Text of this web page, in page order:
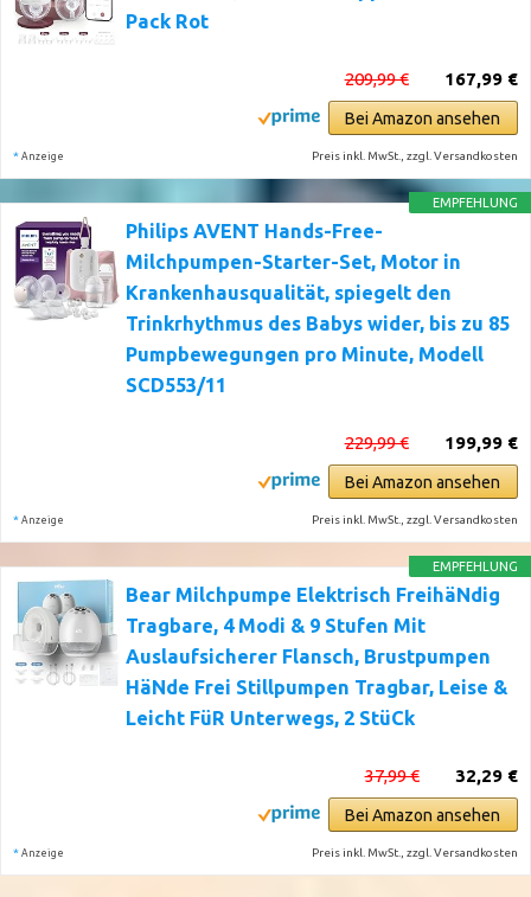
Pack Rot
167,99 €
209,99 €
Bei Amazon ansehen
* Anzeige Preis inkl. MwSt., zzgl. Versandkosten
EMPFEHLUNG
Philips AVENT Hands-Free-
Milchpumpen-Starter-Set, Motor in
Krankenhausqualität, spiegelt den
Trinkrhythmus des Babys wider, bis zu 85
Pumpbewegungen pro Minute, Modell
SCD553/11
199,99 €
229,99 €
Bei Amazon ansehen
* Anzeige Preis inkl. MwSt., zzgl. Versandkosten
EMPFEHLUNG
Bear Milchpumpe Elektrisch FreihäNdig
Tragbare, 4 Modi & 9 Stufen Mit
Auslaufsicherer Flansch, Brustpumpen
HäNde Frei Stillpumpen Tragbar, Leise &
Leicht FüR Unterwegs, 2 StüCk
32,29 €
37,99 €
Bei Amazon ansehen
* Anzeige Preis inkl. MwSt., zzgl. Versandkosten